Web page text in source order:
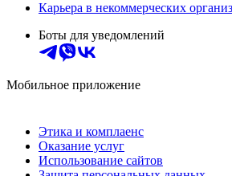
Карьера в некоммерческих
Боты для уведомлений
Мобильное приложение
Этика и комплаенс
Оказание услуг
Использование сайтов